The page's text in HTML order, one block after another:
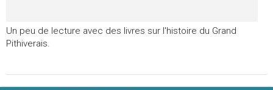
Un peu de lecture avec des livres sur l'histoire du Grand
Pithiverais.